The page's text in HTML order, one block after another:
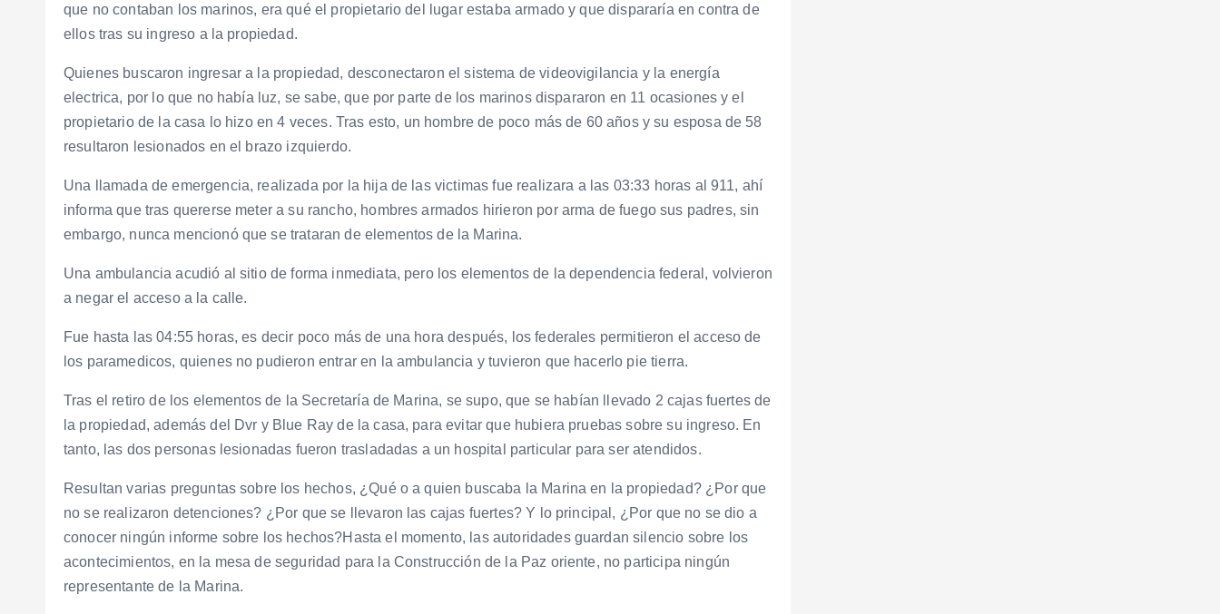
que no contaban los marinos, era qué el propietario del lugar estaba armado y que dispararía en contra de
ellos tras su ingreso a la propiedad.
Quienes buscaron ingresar a la propiedad, desconectaron el sistema de videovigilancia y la energía
electrica, por lo que no había luz, se sabe, que por parte de los marinos dispararon en 11 ocasiones y el
propietario de la casa lo hizo en 4 veces. Tras esto, un hombre de poco más de 60 años y su esposa de 58
resultaron lesionados en el brazo izquierdo.
Una llamada de emergencia, realizada por la hija de las victimas fue realizara a las 03:33 horas al 911, ahí
informa que tras quererse meter a su rancho, hombres armados hirieron por arma de fuego sus padres, sin
embargo, nunca mencionó que se trataran de elementos de la Marina.
Una ambulancia acudió al sitio de forma inmediata, pero los elementos de la dependencia federal, volvieron
a negar el acceso a la calle.
Fue hasta las 04:55 horas, es decir poco más de una hora después, los federales permitieron el acceso de
los paramedicos, quienes no pudieron entrar en la ambulancia y tuvieron que hacerlo pie tierra.
Tras el retiro de los elementos de la Secretaría de Marina, se supo, que se habían llevado 2 cajas fuertes de
la propiedad, además del Dvr y Blue Ray de la casa, para evitar que hubiera pruebas sobre su ingreso. En
tanto, las dos personas lesionadas fueron trasladadas a un hospital particular para ser atendidos.
Resultan varias preguntas sobre los hechos, ¿Qué o a quien buscaba la Marina en la propiedad? ¿Por que
no se realizaron detenciones? ¿Por que se llevaron las cajas fuertes? Y lo principal, ¿Por que no se dio a
conocer ningún informe sobre los hechos?Hasta el momento, las autoridades guardan silencio sobre los
acontecimientos, en la mesa de seguridad para la Construcción de la Paz oriente, no participa ningún
representante de la Marina.